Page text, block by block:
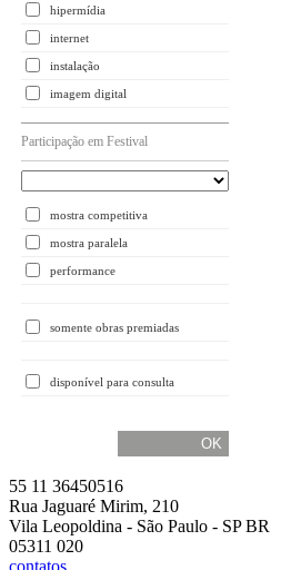
hipermídia
internet
instalação
imagem digital
Participação em Festival
mostra competitiva
mostra paralela
performance
somente obras premiadas
disponível para consulta
55 11 36450516
Rua Jaguaré Mirim, 210
Vila Leopoldina - São Paulo - SP BR
05311 020